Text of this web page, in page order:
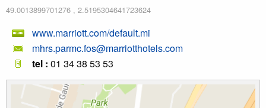
49.0013899701276 , 2.5195304641723624
www.marriott.com/default.mi
mhrs.parmc.fos@marriotthotels.com
tel : 01 34 38 53 53